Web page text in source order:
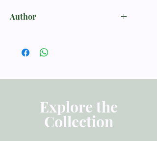
Author
Explore the
Collection